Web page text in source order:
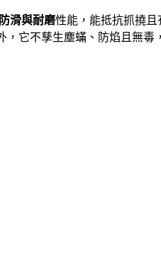
防滑與耐磨性能，能抵抗抓撓
，它不孳生塵蟎、防焰且無毒